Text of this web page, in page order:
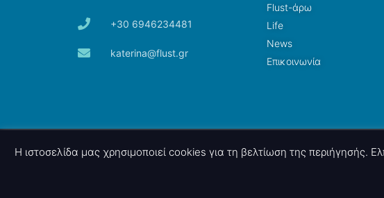
+30 6946234481
katerina@flust.gr
Flust-άρω
Life
News
Επικοινωνία
© 2026 nettings, ltd. All rights reserved.
Η ιστοσελίδα μας χρησιμοποιεί cookies για τη βελτίωση της